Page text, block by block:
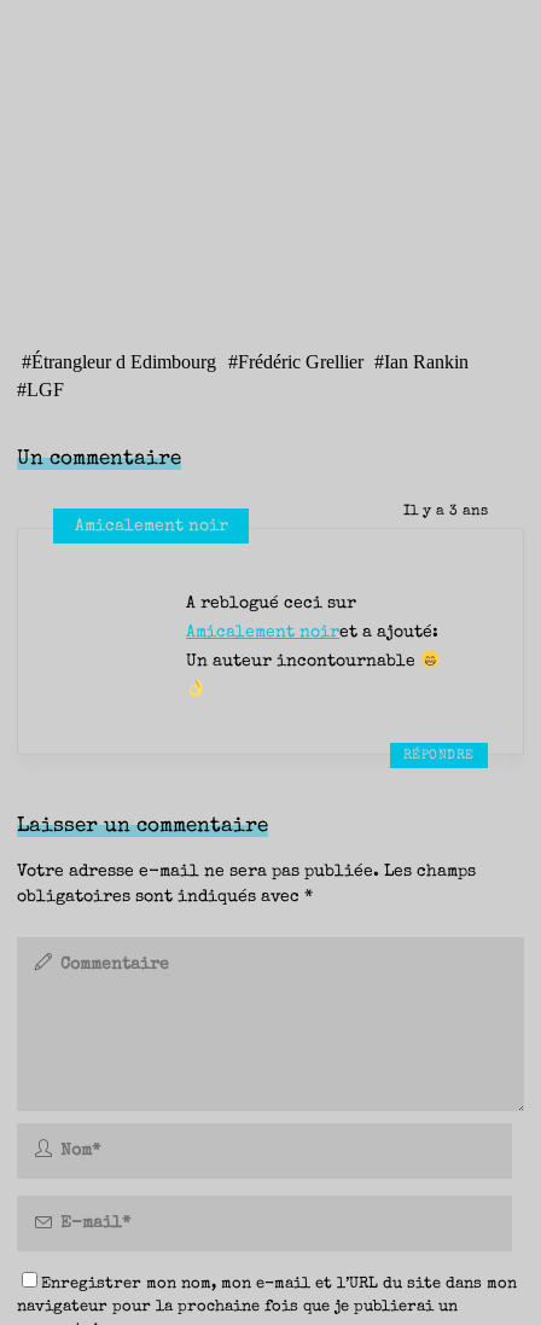
#Étrangleur d Edimbourg #Frédéric Grellier #Ian Rankin
#LGF
Un commentaire
Il y a 3 ans
Amicalement noir
A reblogué ceci sur
Amicalement noiret a ajouté:
Un auteur incontournable
RÉPONDRE
Laisser un commentaire
Votre adresse e-mail ne sera pas publiée. Les champs
obligatoires sont indiqués avec*
Enregistrer mon nom, mon e-mail et l’URL du site dans mon
navigateur pour la prochaine fois que je publierai un